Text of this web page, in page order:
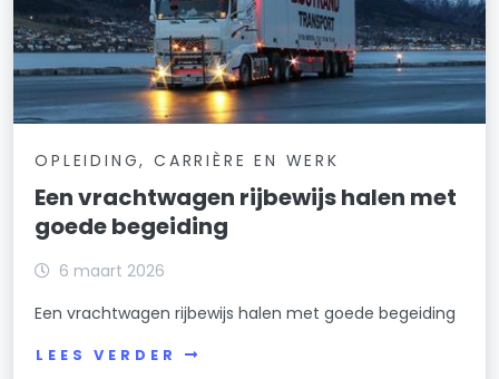
OPLEIDING, CARRIÈRE EN WERK
Een vrachtwagen rijbewijs halen met
goede begeiding
6 maart 2026
Een vrachtwagen rijbewijs halen met goede begeiding
LEES VERDER